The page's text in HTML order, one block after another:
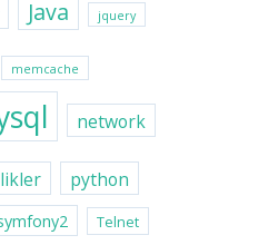
Java jquery
memcache
network
python
Telnet